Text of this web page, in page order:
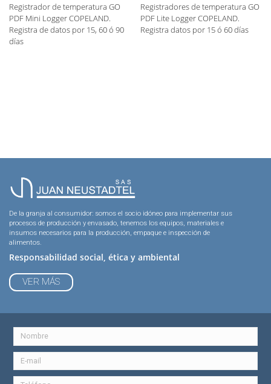
Registrador de temperatura GO
PDF Mini Logger COPELAND.
Registra de datos por 15, 60 ó 90
días
Registradores de temperatura GO
PDF Lite Logger COPELAND.
Registra datos por 15 ó 60 días
De la granja al consumidor: somos el socio idóneo para implementar sus
procesos de producción y envasado, tenemos los equipos, materiales e
insumos necesarios para la producción, empaque e inspección de
alimentos.
Responsabilidad social, ética y ambiental
VER MÁS